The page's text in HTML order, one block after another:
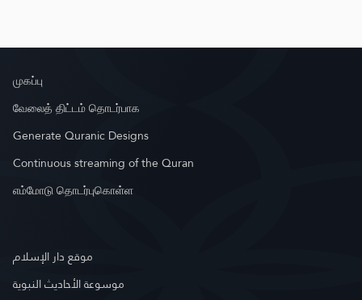
முகப்பு
வேலைத் திட்டம் தொடர்பாக
Generate Quranic Designs
Continuous streaming of the Quran
எம்மோடு தொடர்புகொள்ள
موقع دار الإسلام
موسوعة الأحاديث النبوية